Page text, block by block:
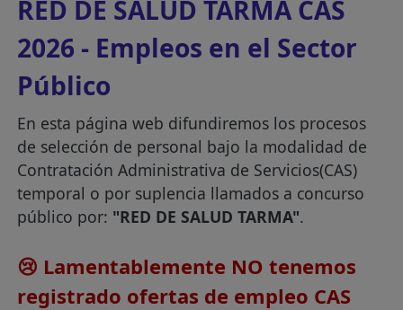
RED DE SALUD TARMA CAS
2026 - Empleos en el Sector
Público
En esta página web difundiremos los procesos
de selección de personal bajo la modalidad de
Contratación Administrativa de Servicios(CAS)
temporal o por suplencia llamados a concurso
público por: "RED DE SALUD TARMA".
😢 Lamentablemente NO tenemos
registrado ofertas de empleo CAS